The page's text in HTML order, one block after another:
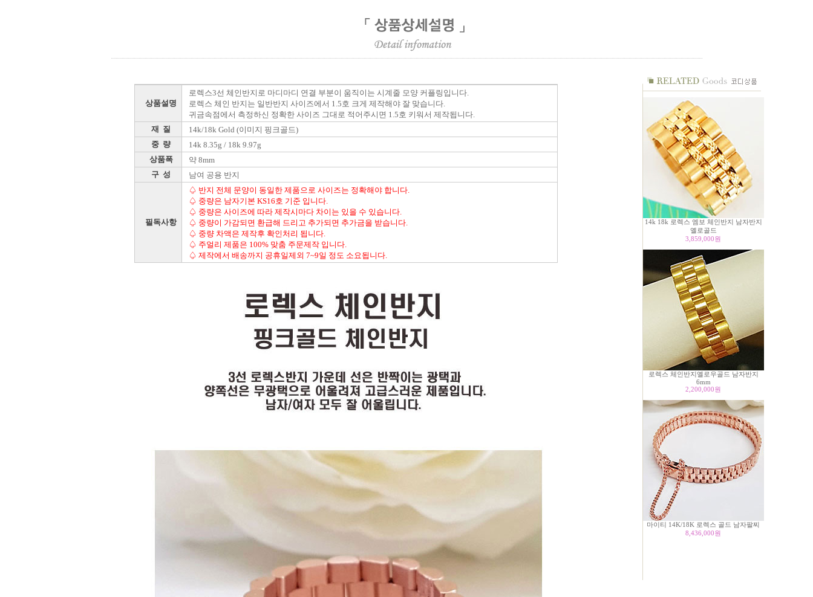
상품설명
로렉스3선 체인반지로 마디마디 연결 부분이 움직이는 시계줄 모양 커플링입니다.
로렉스 체인 반지는 일반반지 사이즈에서 1.5호 크게 제작해야 잘 맞습니다.
귀금속점에서 측정하신 정확한 사이즈 그대로 적어주시면 1.5호 키워서 제작됩니다.
재 질 14k/18k Gold (이미지 핑크골드)
중 량 14k 8.35g / 18k 9.97g
상품폭 약 8mm
구 성 남여 공용 반지
필독사항
♤ 반지 전체 문양이 동일한 제품으로 사이즈는 정확해야 합니다.
♤ 중량은 남자기본 KS16호 기준 입니다.
♤ 중량은 사이즈에 따라 제작시마다 차이는 있을 수 있습니다.
♤ 중량이 가감되면 환급해 드리고 추가되면 추가금을 받습니다.
♤ 중량 차액은 제작후 확인처리 됩니다.
♤ 주얼리 제품은 100% 맞춤 주문제작 입니다.
♤ 제작에서 배송까지 공휴일제외 7~9일 정도 소요됩니다.
14k 18k 로렉스 엠보 체인반지 남자반지
옐로골드
3,859,000원
로렉스 체인반지옐로우골드 남자반지
6mm
2,200,000원
마이티 14K/18K 로렉스 골드 남자팔찌
8,436,000원